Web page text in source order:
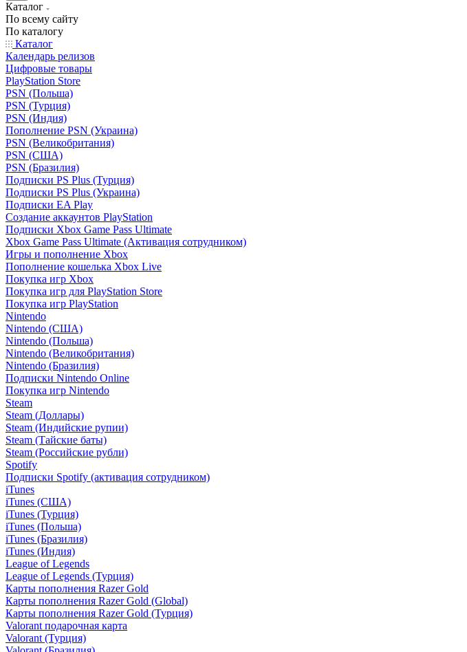
Каталог
По всему сайту
По каталогу
Каталог
Календарь релизов
Цифровые товары
PlayStation Store
PSN (Польша)
PSN (Турция)
PSN (Индия)
Пополнение PSN (Украина)
PSN (Великобритания)
PSN (США)
PSN (Бразилия)
Подписки PS Plus (Турция)
Подписки PS Plus (Украина)
Подписки EA Play
Создание аккаунтов PlayStation
Подписки Xbox Game Pass Ultimate
Xbox Game Pass Ultimate (Активация сотрудником)
Игры и пополнение Xbox
Пополнение кошелька Xbox Live
Покупка игр Xbox
Покупка игр для PlayStation Store
Покупка игр PlayStation
Nintendo
Nintendo (США)
Nintendo (Польша)
Nintendo (Великобритания)
Nintendo (Бразилия)
Подписки Nintendo Online
Покупка игр Nintendo
Steam
Steam (Доллары)
Steam (Индийские рупии)
Steam (Тайские баты)
Steam (Российские рубли)
Spotify
Подписки Spotify (активация сотрудником)
iTunes
iTunes (США)
iTunes (Турция)
iTunes (Польша)
iTunes (Бразилия)
iTunes (Индия)
League of Legends
League of Legends (Турция)
Карты пополнения Razer Gold
Карты пополнения Razer Gold (Global)
Карты пополнения Razer Gold (Турция)
Valorant подарочная карта
Valorant (Турция)